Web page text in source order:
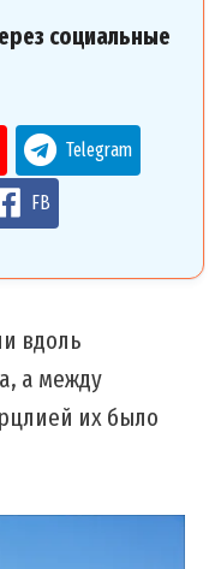
социальные
Telegram
FB
вдоль
а между
их было